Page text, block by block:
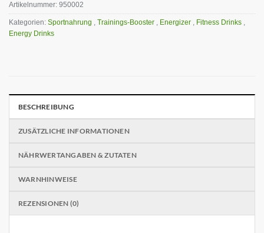
Artikelnummer: 950002
Kategorien: Sportnahrung , Trainings-Booster , Energizer , Fitness Drinks ,
Energy Drinks
BESCHREIBUNG
ZUSÄTZLICHE INFORMATIONEN
NÄHRWERTANGABEN & ZUTATEN
WARNHINWEISE
REZENSIONEN (0)